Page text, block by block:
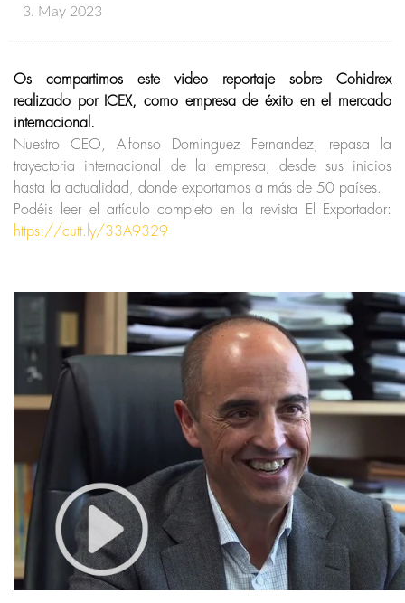
3. May 2023
Os compartimos este video reportaje sobre Cohidrex
realizado por ICEX, como empresa de éxito en el mercado
internacional.
Nuestro CEO, Alfonso Dominguez Fernandez, repasa la
trayectoria internacional de la empresa, desde sus inicios
hasta la actualidad, donde exportamos a más de 50 países.
Podéis leer el artículo completo en la revista El Exportador:
https://cutt.ly/33A9329